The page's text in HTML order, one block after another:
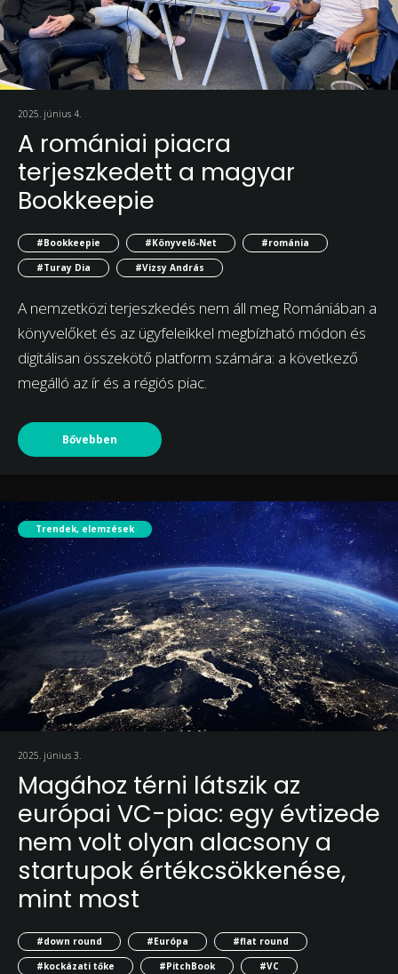
2025. június 4.
A romániai piacra
terjeszkedett a magyar
Bookkeepie
#Bookkeepie #Könyvelő-Net
#románia
#Turay Dia
#Vizsy András
A nemzetközi terjeszkedés nem áll meg Romániában a
könyvelőket és az ügyfeleikkel megbízható módon és
digitálisan összekötő platform számára: a következő
megálló az ír és a régiós piac.
Bővebben
Trendek, elemzések
2025. június 3.
Magához térni látszik az
európai VC-piac: egy évtizede
nem volt olyan alacsony a
startupok értékcsökkenése,
mint most
#down round #Európa
#flat round
#kockázati tőke
#PitchBook #VC